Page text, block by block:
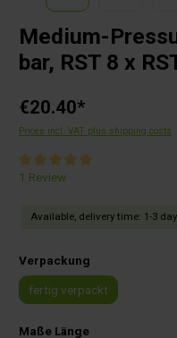
Medium-
bar, RST 8 x
€20.40*
Prices incl. VAT plus shipping costs
Average rating of 5 out of 5
1 Review
Available, delivery time: 1-3
Select
Verpackung
fertig verpackt
Select
Maße Länge